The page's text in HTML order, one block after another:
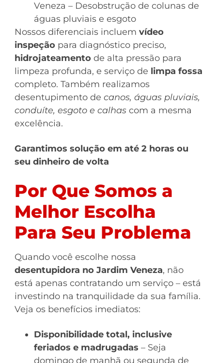
Veneza – Desobstrução de colunas de
águas pluviais e esgoto
Nossos diferenciais incluem vídeo
inspeção para diagnóstico preciso,
hidrojateamento de alta pressão para
limpeza profunda, e serviço de limpa fossa
completo. Também realizamos
desentupimento de canos, águas pluviais,
conduíte, esgoto e calhas com a mesma
excelência.
Garantimos solução em até 2 horas ou
seu dinheiro de volta
Por Que Somos a
Melhor Escolha
Para Seu Problema
Quando você escolhe nossa
desentupidora no Jardim Veneza, não
está apenas contratando um serviço – está
investindo na tranquilidade da sua família.
Veja os benefícios imediatos:
Disponibilidade total, inclusive
feriados e madrugadas – Seja
domingo de manhã ou segunda de